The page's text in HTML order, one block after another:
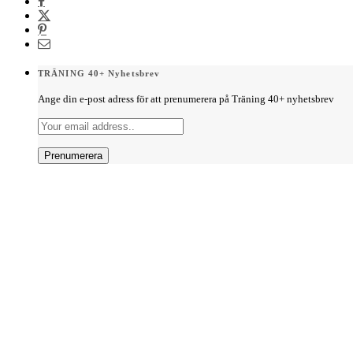
TRÄNING 40+ Nyhetsbrev
Ange din e-post adress för att prenumerera på Träning 40+ nyhetsbrev